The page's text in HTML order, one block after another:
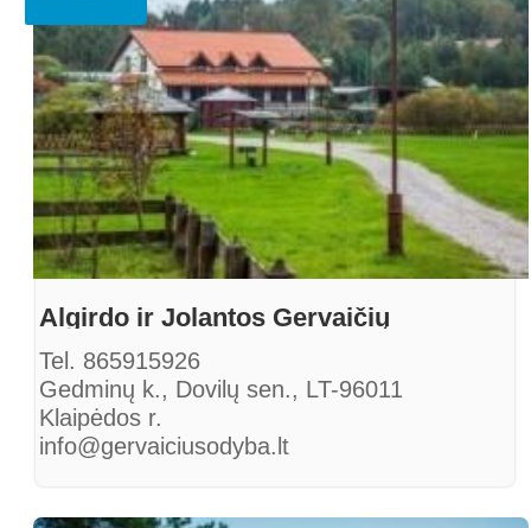
Algirdo ir Jolantos Gervaičių
Tel. 865915926
Gedminų k., Dovilų sen., LT-96011
Klaipėdos r.
info@gervaiciusodyba.lt